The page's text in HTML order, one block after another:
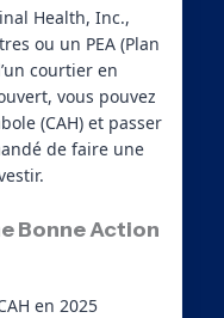
Health, Inc.,
ou un PEA (Plan
courtier en
vous pouvez
(CAH) et passer
de faire une
Bonne Action
en 2025